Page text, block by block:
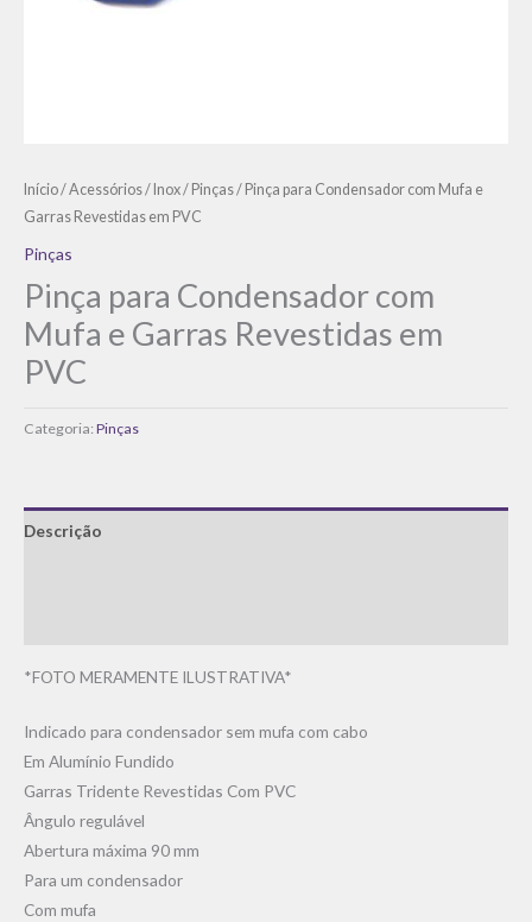
Início/Acessórios/ Inox/ Pinças/ Pinça para Condensador com Mufa e
Garras Revestidas em PVC
Pinças
Pinça para Condensador com
Mufa e Garras Revestidas em
PVC
Categoria: Pinças
Descrição
*FOTO MERAMENTE ILUSTRATIVA*
Indicado para condensador sem mufa com cabo
Em Alumínio Fundido
Garras Tridente Revestidas Com PVC
Ângulo regulável
Abertura máxima 90 mm
Para um condensador
Com mufa